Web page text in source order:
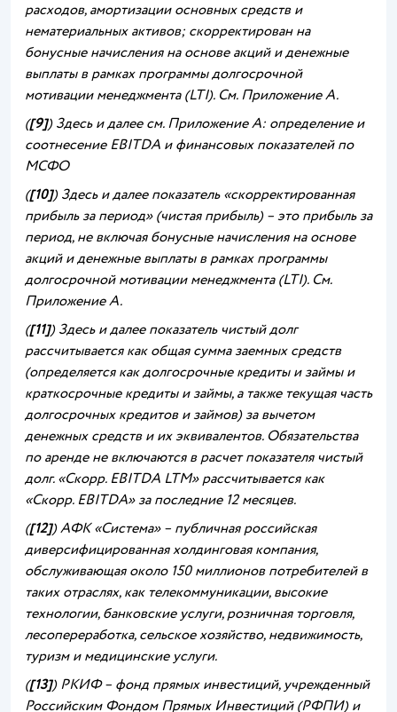
расходов, амортизации основных средств и
нематериальных активов; скорректирован на
бонусные начисления на основе акций и денежные
выплаты в рамках программы долгосрочной
мотивации менеджмента (LTI). См. Приложение А.
([9]) Здесь и далее см. Приложение А: определение и
соотнесение EBITDA и финансовых показателей по
МСФО
([10]) Здесь и далее показатель «скорректированная
прибыль за период» (чистая прибыль) – это прибыль за
период, не включая бонусные начисления на основе
акций и денежные выплаты в рамках программы
долгосрочной мотивации менеджмента (LTI). См.
Приложение А.
([11]) Здесь и далее показатель чистый долг
рассчитывается как общая сумма заемных средств
(определяется как долгосрочные кредиты и займы и
краткосрочные кредиты и займы, а также текущая часть
долгосрочных кредитов и займов) за вычетом
денежных средств и их эквивалентов. Обязательства
по аренде не включаются в расчет показателя чистый
долг. «Скорр. EBITDA LTM» рассчитывается как
«Скорр. EBITDA» за последние 12 месяцев.
([12]) АФК «Система» – публичная российская
диверсифицированная холдинговая компания,
обслуживающая около 150 миллионов потребителей в
таких отраслях, как телекоммуникации, высокие
технологии, банковские услуги, розничная торговля,
лесопереработка, сельское хозяйство, недвижимость,
туризм и медицинские услуги.
([13]) РКИФ – фонд прямых инвестиций, учрежденный
Российским Фондом Прямых Инвестиций (РФПИ) и